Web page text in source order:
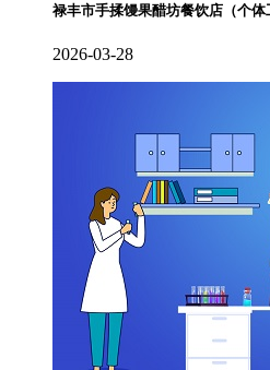
禄丰市手揉馒果醋坊餐饮店（个
2026-03-28